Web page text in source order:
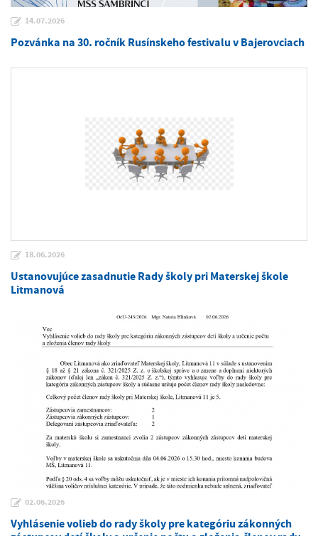
14.07.2026
Pozvánka na 30. ročník Rusínskeho festivalu v Bajerovciach
18.06.2026
Ustanovujúce zasadnutie Rady školy pri Materskej škole
Litmanová
02.06.2026
Vyhlásenie volieb do rady školy pre kategóriu zákonných